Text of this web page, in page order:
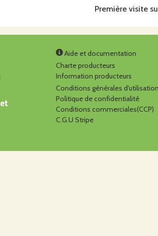
Première visite
Aide et documentation
Charte producteurs
Information producteurs
Conditions générales d'utilisation
Politique de confidentialité
Conditions commerciales(CCP)
C.G.U Stripe